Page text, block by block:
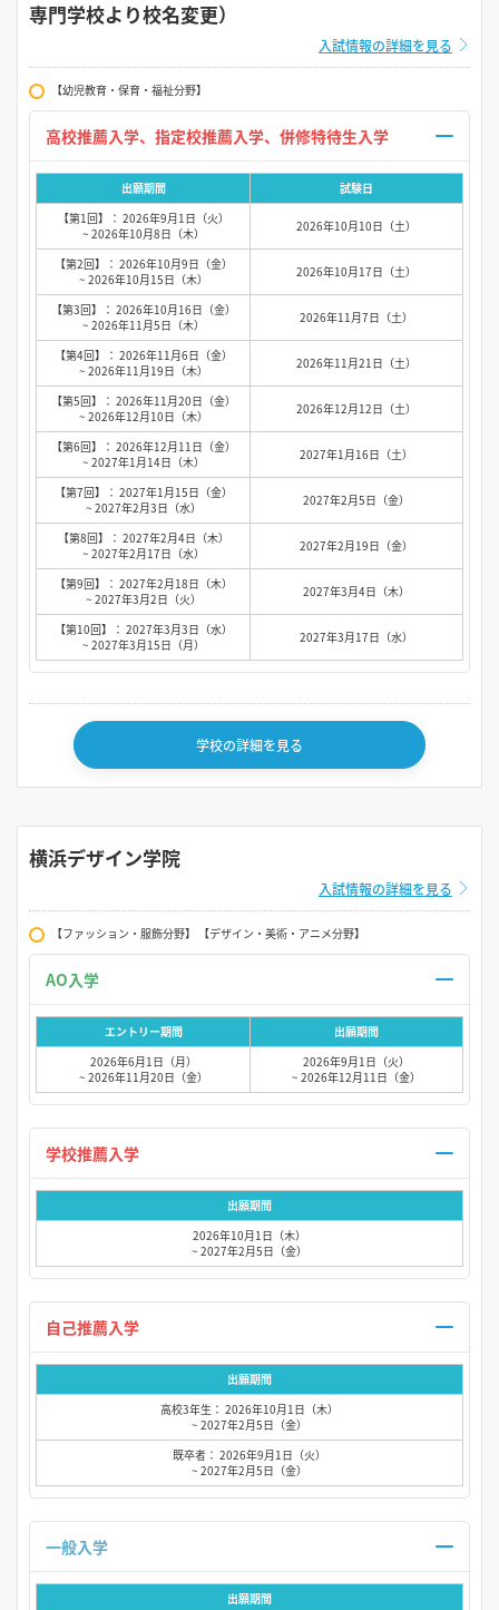
専門学校より校名変更）
入試情報の詳細を見る
【幼児教育・保育・福祉分野】
出願期間
試験日
【第1回】： 2026年9月1日（火）
~ 2026年10月8日（木）
2026年10月10日（土）
【第2回】： 2026年10月9日（金）
~ 2026年10月15日（木）
2026年10月17日（土）
【第3回】： 2026年10月16日（金）
~ 2026年11月5日（木）
2026年11月7日（土）
【第4回】： 2026年11月6日（金）
~ 2026年11月19日（木）
2026年11月21日（土）
【第5回】： 2026年11月20日（金）
~ 2026年12月10日（木）
2026年12月12日（土）
【第6回】： 2026年12月11日（金）
~ 2027年1月14日（木）
2027年1月16日（土）
【第7回】： 2027年1月15日（金）
~ 2027年2月3日（水）
2027年2月5日（金）
【第8回】： 2027年2月4日（木）
~ 2027年2月17日（水）
2027年2月19日（金）
【第9回】： 2027年2月18日（木）
~ 2027年3月2日（火）
2027年3月4日（木）
【第10回】： 2027年3月3日（水）
~ 2027年3月15日（月）
2027年3月17日（水）
学校の詳細を見る
横浜デザイン学院
入試情報の詳細を見る
【ファッション・服飾分野】 【デザイン・美術・アニメ分野】
エントリー期間
出願期間
2026年6月1日（月）
~ 2026年11月20日（金）
2026年9月1日（火）
~ 2026年12月11日（金）
出願期間
2026年10月1日（木）
~ 2027年2月5日（金）
出願期間
高校3年生： 2026年10月1日（木）
~ 2027年2月5日（金）
既卒者： 2026年9月1日（火）
~ 2027年2月5日（金）
出願期間